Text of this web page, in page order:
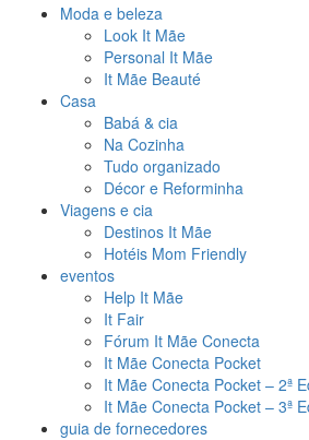
Moda e beleza
Look It Mãe
Personal It Mãe
It Mãe Beauté
Casa
Babá & cia
Na Cozinha
Tudo organizado
Décor e Reforminha
Viagens e cia
Destinos It Mãe
Hotéis Mom Friendly
eventos
Help It Mãe
It Fair
Fórum It Mãe Conecta
It Mãe Conecta Pocket
It Mãe Conecta Pocket – 2ª
It Mãe Conecta Pocket – 3ª
guia de fornecedores